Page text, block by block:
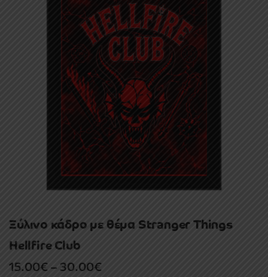
Ξύλινο κάδρο με θέμα Stranger Things
Hellfire Club
15.00€–30.00€Price